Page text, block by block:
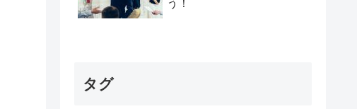
う！
タグ